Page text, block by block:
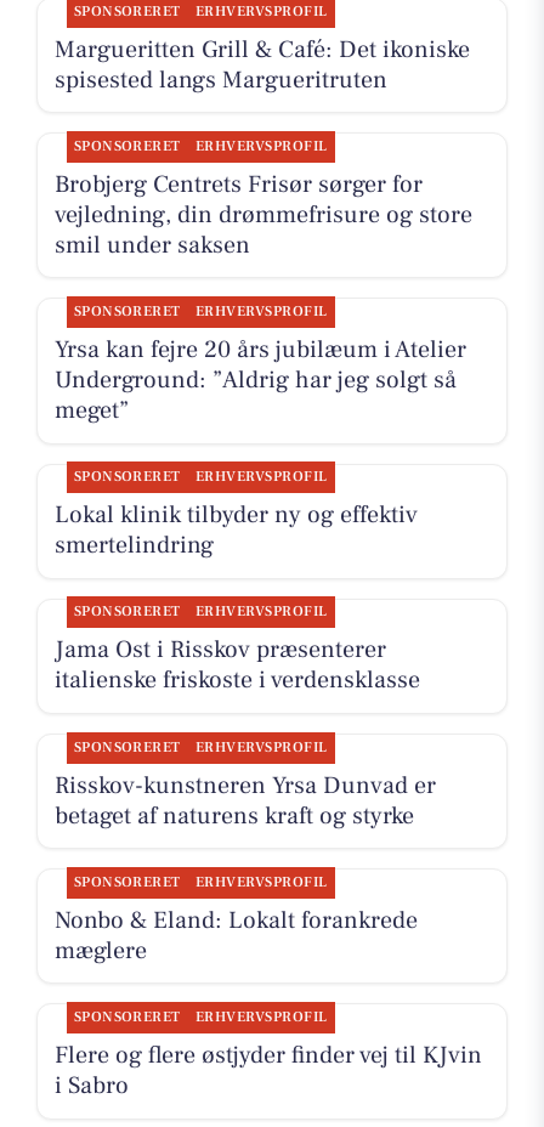
SPONSORERET ERHVERVSPROFIL
Margueritten Grill & Café: Det ikoniske
spisested langs Margueritruten
SPONSORERET ERHVERVSPROFIL
Brobjerg Centrets Frisør sørger for
vejledning, din drømmefrisure og store
smil under saksen
SPONSORERET ERHVERVSPROFIL
Yrsa kan fejre 20 års jubilæum i Atelier
Underground: ”Aldrig har jeg solgt så
meget”
SPONSORERET ERHVERVSPROFIL
Lokal klinik tilbyder ny og effektiv
smertelindring
SPONSORERET ERHVERVSPROFIL
Jama Ost i Risskov præsenterer
italienske friskoste i verdensklasse
SPONSORERET ERHVERVSPROFIL
Risskov-kunstneren Yrsa Dunvad er
betaget af naturens kraft og styrke
SPONSORERET ERHVERVSPROFIL
Nonbo & Eland: Lokalt forankrede
mæglere
SPONSORERET ERHVERVSPROFIL
Flere og flere østjyder finder vej til KJvin
i Sabro